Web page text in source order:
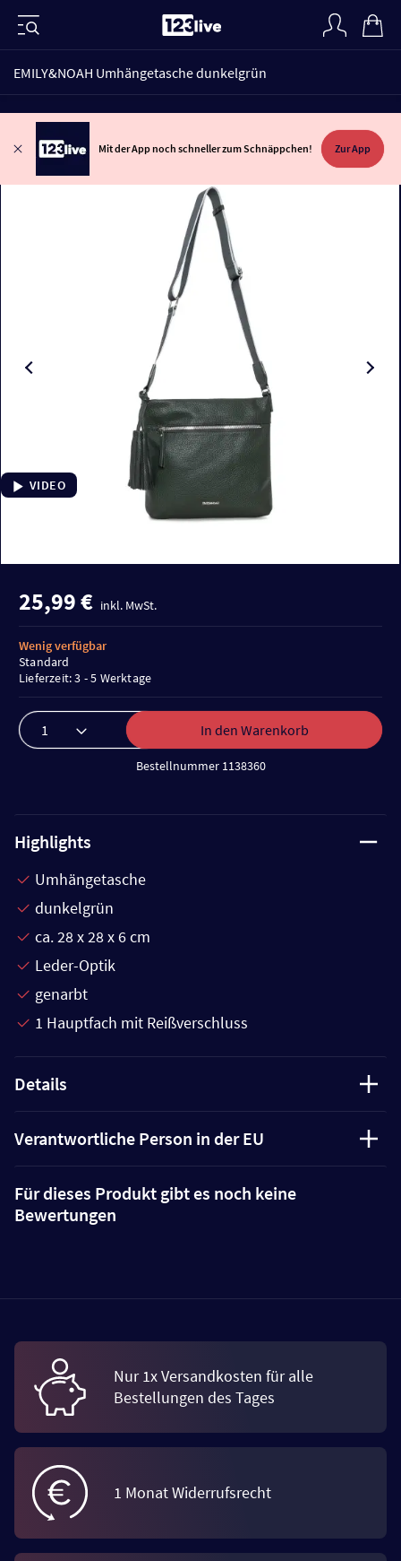
EMILY&NOAH Umhängetasche dunkelgrün
Mit der App noch schneller zum Schnäppchen! Zur App
VIDEO
25,99 € inkl. MwSt.
In den Warenkorb
Bestellnummer 1138360
Wenig verfügbar
Standard
Lieferzeit: 3 - 5 Werktage
Highlights
Umhängetasche
dunkelgrün
ca. 28 x 28 x 6 cm
Leder-Optik
genarbt
1 Hauptfach mit Reißverschluss
Details
Verantwortliche Person in der EU
Für dieses Produkt gibt es noch keine
Bewertungen
Nur 1x Versandkosten für alle
Bestellungen des Tages
1 Monat Widerrufsrecht